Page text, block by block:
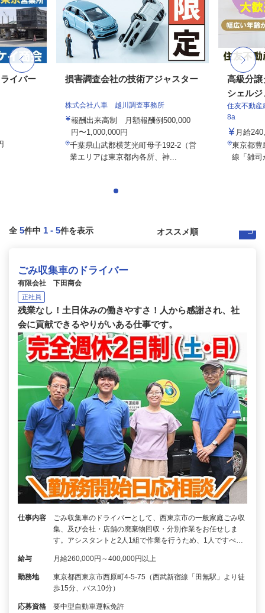
イバー 損害調査会社の技術アジャスター
株式会社八車 越川調査事務所
報酬出来高制 月額報酬例500,000
円〜1,000,000円
千葉県山武郡横芝光町母子192-2（営
業エリアは東京都内各所、神...
高級分譲
シェルジ
住友不動産
8a
月給
東京都豊
線「雑司
全 5件中 1 - 5件を表示
ごみ収集車のドライバー
有限会社 下田商会
正社員
残業なし！土日休みの働きやすさ！人から感謝され、社
会に貢献できるやりがいある仕事です。
仕事内容
ごみ収集車のドライバーとして、西東京市の一般家庭ごみ収
集、及び会社・店舗の廃棄物回収・分別作業をお任せしま
す。アシスタントと2人1組で作業を行うため、1人ですべ…
給与 月給260,000円～400,000円以上
勤務地
東京都西東京市西原町4-5-75（西武新宿線「田無駅」より徒
歩15分、バス10分）
応募資格 要中型自動車運転免許